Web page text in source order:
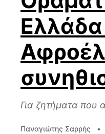
Ελλάδα
Για ζητήματα που
Παναγιώτης Σαρρής •